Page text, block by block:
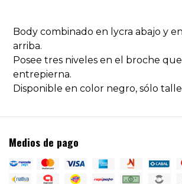
Body combinado en lycra abajo y
arriba.
Posee tres niveles en el broche
entrepierna.
Disponible en color negro, sólo
Medios de pago